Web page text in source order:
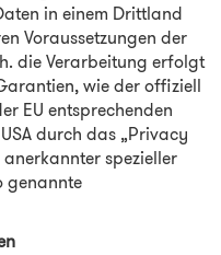
in einem Drittland
Voraussetzungen der
die Verarbeitung erfolgt
wie der offiziell
EU entsprechenden
durch das „Privacy
spezieller
genannte